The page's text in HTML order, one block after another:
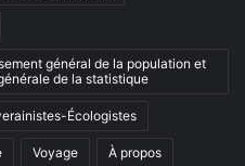
général de la population et
de la statistique
Écologistes
Voyage À propos